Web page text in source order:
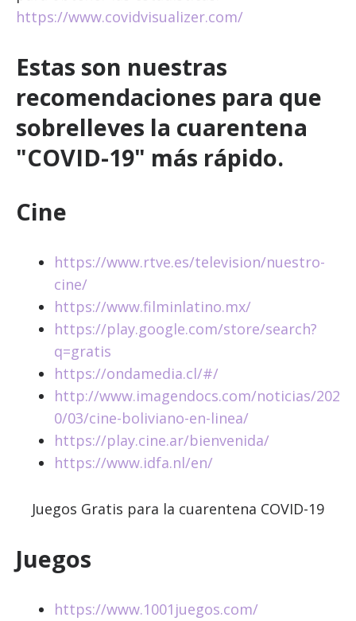
https://www.covidvisualizer.com/
Estas son nuestras
recomendaciones para que
sobrelleves la cuarentena
"COVID-19" más rápido.
Cine
https://www.rtve.es/television/nuestro-
cine/
https://www.filminlatino.mx/
https://play.google.com/store/search?
q=gratis
https://ondamedia.cl/#/
http://www.imagendocs.com/noticias/202
0/03/cine-boliviano-en-linea/
https://play.cine.ar/bienvenida/
https://www.idfa.nl/en/
Juegos Gratis para la cuarentena COVID-19
Juegos
https://www.1001juegos.com/